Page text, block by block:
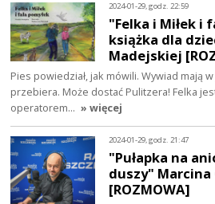
2024-01-29, godz. 22:59
"Felka i Miłek i
książka dla
Madejskiej
Pies powiedział, jak mówili. Wywiad mają
przebiera. Może dostać Pulitzera! Felka
operatorem… » więcej
2024-01-29, godz. 21:47
"Pułapka na
duszy" Marcina
[ROZMOWA]